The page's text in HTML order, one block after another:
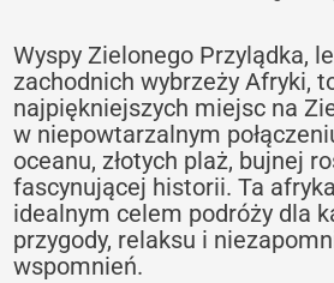
Wyspy Zielonego Przylądka,
zachodnich wybrzeży Afryki,
najpiękniejszych miejsc na
w niepowtarzalnym
oceanu, złotych plaż, bujnej
fascynującej historii. Ta
idealnym celem podróży dla
przygody, relaksu i
wspomnień.